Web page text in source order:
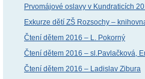
Prvomájové oslavy v Kundraticích
Exkurze dětí ZŠ Rozsochy –
Čtení dětem 2016 – L. Pokorný
Čtení dětem 2016 – sl.Pavlačková,
Čtení dětem 2016 – Ladislav Zibura